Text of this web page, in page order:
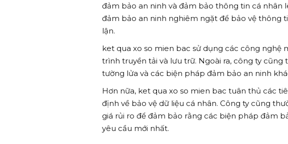
đảm bảo an ninh và đảm bảo thông tin cá nhân
đảm bảo an ninh nghiêm ngặt để bảo vệ thông
lận.
ket qua xo so mien bac sử dụng các công nghệ
trình truyền tải và lưu trữ. Ngoài ra, công ty
tường lửa và các biện pháp đảm bảo an ninh
Hơn nữa, ket qua xo so mien bac tuân thủ các
định về bảo vệ dữ liệu cá nhân. Công ty cũng
giá rủi ro để đảm bảo rằng các biện pháp đảm
yêu cầu mới nhất.